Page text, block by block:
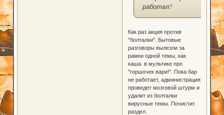
работал?
Как раз акция против
"болталки". Бытовые
разговоры вылезли за
рамки одной темы, как
каша в мультике про
"горшочек вари!". Пока бар
не работает, администрация
проведет мозговой штурм и
удалит из болталки
вирусные темы. Почистит
раздел.